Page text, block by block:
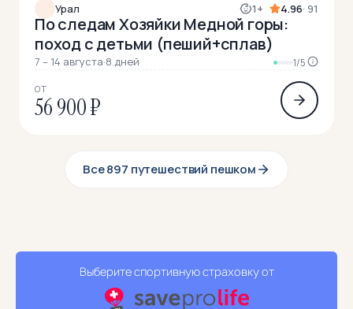
Урал 1+ 4.96· 91
По следам Хозяйки Медной горы:
поход с детьми (пеший+сплав)
7 – 14 августа·8 дней 1/5
ОТ
56 900 ₽
Все 897 путешествий пешком